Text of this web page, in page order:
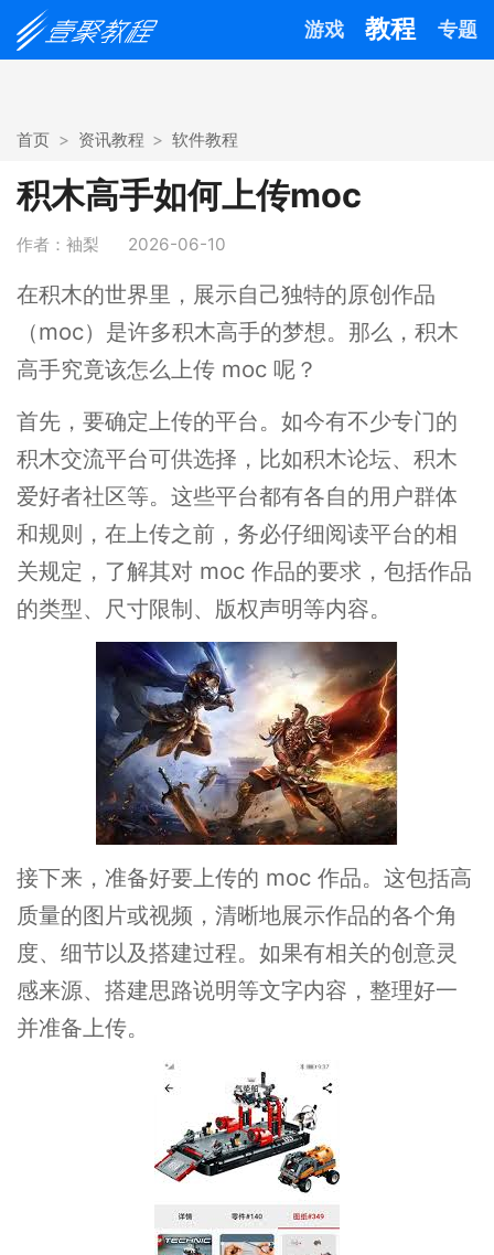
游戏 教程 专题
首页 资讯教程 软件教程
积木高手如何上传moc
作者：袖梨 2026-06-10
在积木的世界里，展示自己独特的原创作品
（moc）是许多积木高手的梦想。那么，积木
高手究竟该怎么上传 moc 呢？
首先，要确定上传的平台。如今有不少专门的
积木交流平台可供选择，比如积木论坛、积木
爱好者社区等。这些平台都有各自的用户群体
和规则，在上传之前，务必仔细阅读平台的相
关规定，了解其对 moc 作品的要求，包括作品
的类型、尺寸限制、版权声明等内容。
接下来，准备好要上传的 moc 作品。这包括高
质量的图片或视频，清晰地展示作品的各个角
度、细节以及搭建过程。如果有相关的创意灵
感来源、搭建思路说明等文字内容，整理好一
并准备上传。